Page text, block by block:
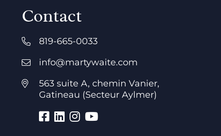
Contact
819-665-0033
info@martywaite.com
563 suite A, chemin Vanier,
Gatineau (Secteur Aylmer)